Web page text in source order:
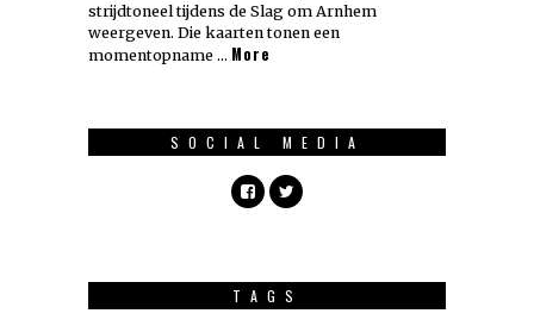
strijdtoneel tijdens de Slag om Arnhem
weergeven. Die kaarten tonen een
momentopname … More
SOCIAL MEDIA
TAGS